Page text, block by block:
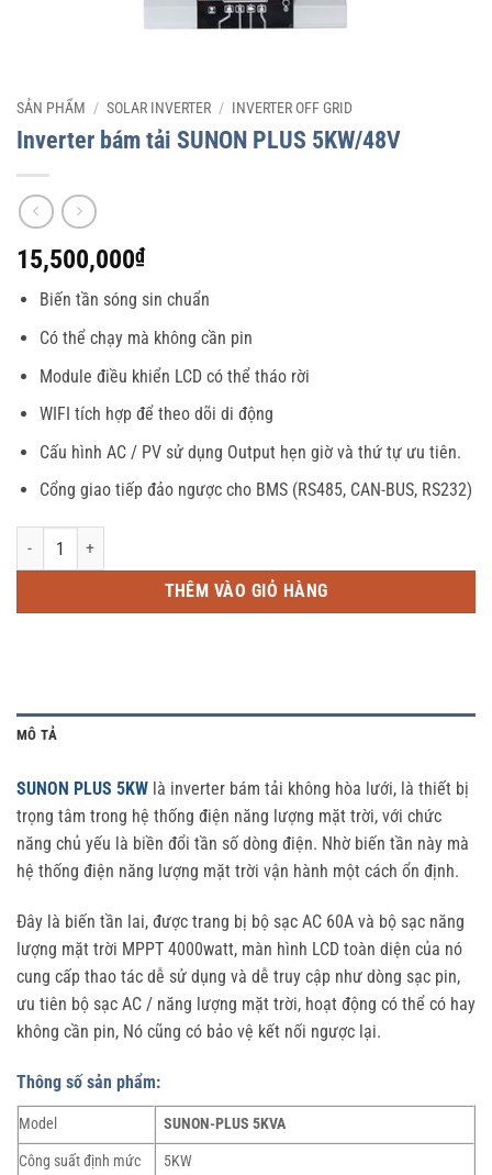
SẢN PHẨM / SOLAR INVERTER / INVERTER OFF GRID
Inverter bám tải SUNON PLUS 5KW/48V
15,500,000₫
Biến tần sóng sin chuẩn
Có thể chạy mà không cần pin
Module điều khiển LCD có thể tháo rời
WIFI tích hợp để theo dõi di động
Cấu hình AC / PV sử dụng Output hẹn giờ và thứ tự ưu tiên.
Cổng giao tiếp đảo ngược cho BMS (RS485, CAN-BUS, RS232)
Inverter bám tải SUNON PLUS 5KW/48V số lượng
THÊM VÀO GIỎ HÀNG
MÔ TẢ
SUNON PLUS 5KW là inverter bám tải không hòa lưới, là thiết bị
trọng tâm trong hệ thống điện năng lượng mặt trời, với chức
năng chủ yếu là biền đổi tần số dòng điện. Nhờ biến tần này mà
hệ thống điện năng lượng mặt trời vận hành một cách ổn định.
Đây là biến tần lai, được trang bị bộ sạc AC 60A và bộ sạc năng
lượng mặt trời MPPT 4000watt, màn hình LCD toàn diện của nó
cung cấp thao tác dễ sử dụng và dễ truy cập như dòng sạc pin,
ưu tiên bộ sạc AC / năng lượng mặt trời, hoạt động có thể có hay
không cần pin, Nó cũng có bảo vệ kết nối ngược lại.
Thông số sản phẩm:
Model
SUNON-PLUS 5KVA
Công suất định mức
5KW